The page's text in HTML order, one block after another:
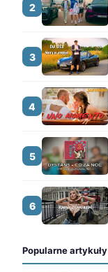
2
3
4
5
6
Popularne artykuły